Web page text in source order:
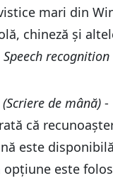
mari din
chineză și
Speech recognition
de mână) -
că
este
opțiune este